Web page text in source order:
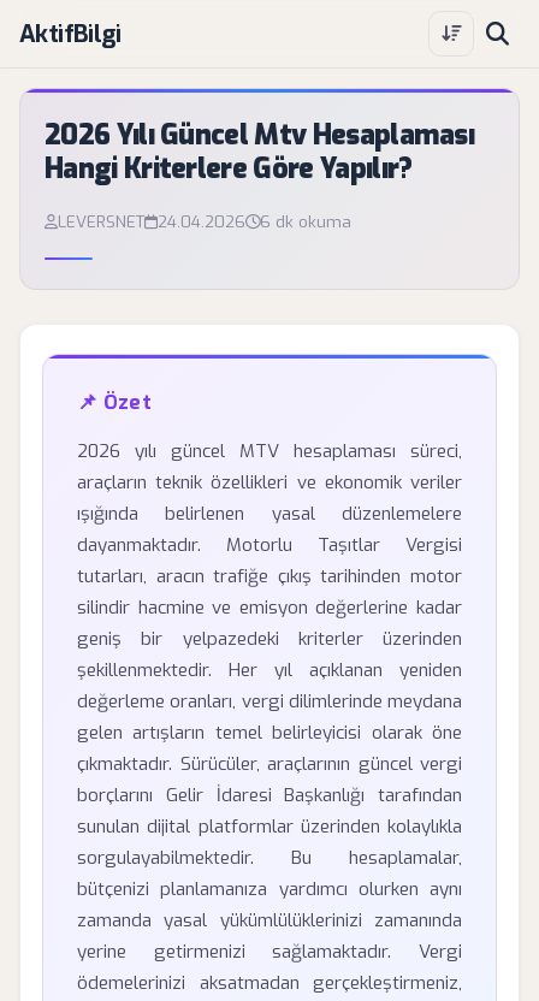
AktifBilgi
2026 Yılı Güncel Mtv Hesaplaması
Hangi Kriterlere Göre Yapılır?
LEVERSNET 24.04.2026 6 dk okuma
📌 Özet
2026 yılı güncel MTV hesaplaması süreci,
araçların teknik özellikleri ve ekonomik veriler
ışığında belirlenen yasal düzenlemelere
dayanmaktadır. Motorlu Taşıtlar Vergisi
tutarları, aracın trafiğe çıkış tarihinden motor
silindir hacmine ve emisyon değerlerine kadar
geniş bir yelpazedeki kriterler üzerinden
şekillenmektedir. Her yıl açıklanan yeniden
değerleme oranları, vergi dilimlerinde meydana
gelen artışların temel belirleyicisi olarak öne
çıkmaktadır. Sürücüler, araçlarının güncel vergi
borçlarını Gelir İdaresi Başkanlığı tarafından
sunulan dijital platformlar üzerinden kolaylıkla
sorgulayabilmektedir. Bu hesaplamalar,
bütçenizi planlamanıza yardımcı olurken aynı
zamanda yasal yükümlülüklerinizi zamanında
yerine getirmenizi sağlamaktadır. Vergi
ödemelerinizi aksatmadan gerçekleştirmeniz,